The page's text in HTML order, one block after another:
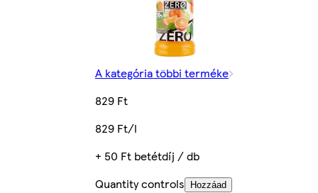
A kategória többi terméke
829 Ft
829 Ft/l
+ 50 Ft betétdíj / db
Quantity controls
Hozzáad